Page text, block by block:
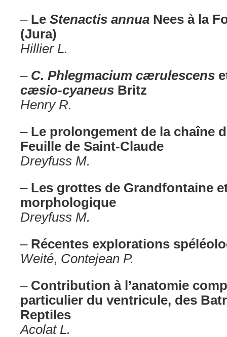
– Le Stenactis annua Nees à la
(Jura)
Hillier L.
– C. Phlegmacium cærulescens
cæsio-cyaneus Britz
Henry R.
– Le prolongement de la chaîne
Feuille de Saint-Claude
Dreyfuss M.
– Les grottes de Grandfontaine
morphologique
Dreyfuss M.
– Récentes explorations
Weité, Contejean P.
– Contribution à l’anatomie
particulier du ventricule, des
Reptiles
Acolat L.